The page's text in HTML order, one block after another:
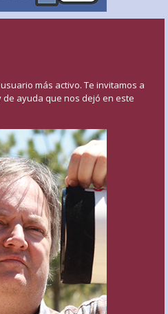
más activo. Te invitamos a
ayuda que nos dejó en este